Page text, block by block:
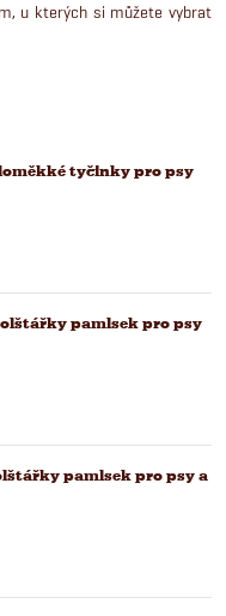
u kterých si můžete vybrat
tyčinky pro psy
pamlsek pro psy
pamlsek pro psy a